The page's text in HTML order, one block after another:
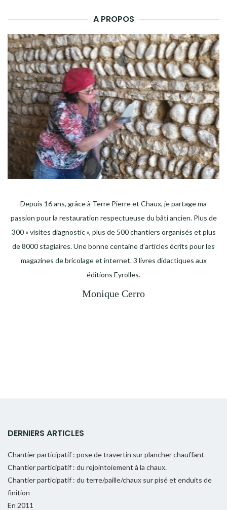
ARTICLES A PROPOS
Depuis 16 ans, grâce à Terre Pierre et Chaux, je partage ma
passion pour la restauration respectueuse du bâti ancien. Plus de
300 « visites diagnostic », plus de 500 chantiers organisés et plus
de 8000 stagiaires. Une bonne centaine d’articles écrits pour les
magazines de bricolage et internet. 3 livres didactiques aux
éditions Eyrolles.
Monique Cerro
DERNIERS ARTICLES
Chantier participatif : pose de travertin sur plancher chauffant
Chantier participatif : du rejointoiement à la chaux.
Chantier participatif : du terre/paille/chaux sur pisé et enduits de
finition
En 2011